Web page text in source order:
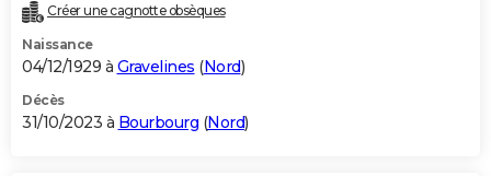
Créer une cagnotte obsèques
Naissance
04/12/1929 à Gravelines (Nord)
Décès
31/10/2023 à Bourbourg (Nord)